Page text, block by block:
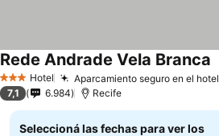
3 Estrellas
Hotel Aparcamiento seguro en el hotel
Rede Andrade Vela Branca
7,1 6.984 Recife
Seleccioná las fechas para ver los